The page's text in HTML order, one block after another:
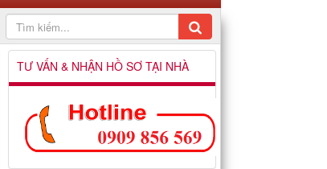
TƯ VẤN & NHẬN HỒ SƠ TẠI NHÀ